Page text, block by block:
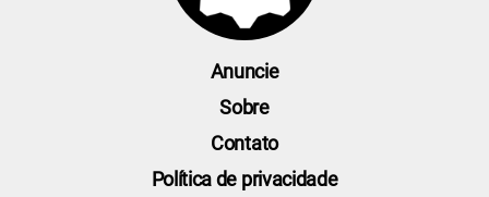
Anuncie
Sobre
Contato
Política de privacidade